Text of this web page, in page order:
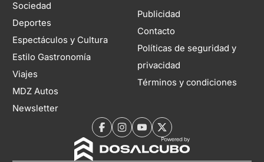
Sociedad
Deportes
Espectáculos y Cultura
Estilo Gastronomía
Viajes
MDZ Autos
Newsletter
Publicidad
Contacto
Políticas de seguridad y
privacidad
Términos y condiciones